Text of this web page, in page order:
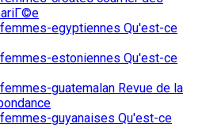
egyptiennes Qu'est-ce
estoniennes Qu'est-ce
guatemalan Revue de la
guyanaises Qu'est-ce